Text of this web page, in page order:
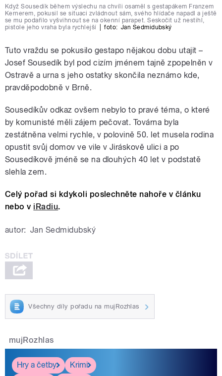
Když Sousedík během výslechu na chvíli osaměl s gestapákem Franzem
Kernerem, pokusil se situaci zvládnout sám, svého hlídače napadl a ještě
se mu podařilo vyšvihnout se na okenní parapet. Seskočit už nestihl,
pistole jeho vraha byla rychlejší
foto: Jan Sedmidubský
Tuto vraždu se pokusilo gestapo nějakou dobu utajit –
Josef Sousedík byl pod cizím jménem tajně zpopelněn v
Ostravě a urna s jeho ostatky skončila neznámo kde,
pravděpodobně v Brně.
Sousedíkův odkaz ovšem nebylo to pravé téma, o které
by komunisté měli zájem pečovat. Továrna byla
zestátněna velmi rychle, v polovině 50. let musela rodina
opustit svůj domov ve vile v Jiráskově ulici a po
Sousedíkově jméně se na dlouhých 40 let v podstatě
slehla zem.
Celý pořad si kdykoli poslechněte nahoře v článku
nebo v iRadiu.
autor: Jan Sedmidubský
Všechny díly pořadu na mujRozhlas
mujRozhlas
Hry a četby
Krimi